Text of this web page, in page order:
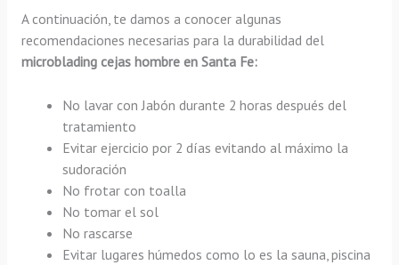
A continuación, te damos a conocer algunas
recomendaciones necesarias para la durabilidad del
microblading cejas hombre en Santa Fe:
No lavar con Jabón durante 2 horas después del
tratamiento
Evitar ejercicio por 2 días evitando al máximo la
sudoración
No frotar con toalla
No tomar el sol
No rascarse
Evitar lugares húmedos como lo es la sauna, piscina